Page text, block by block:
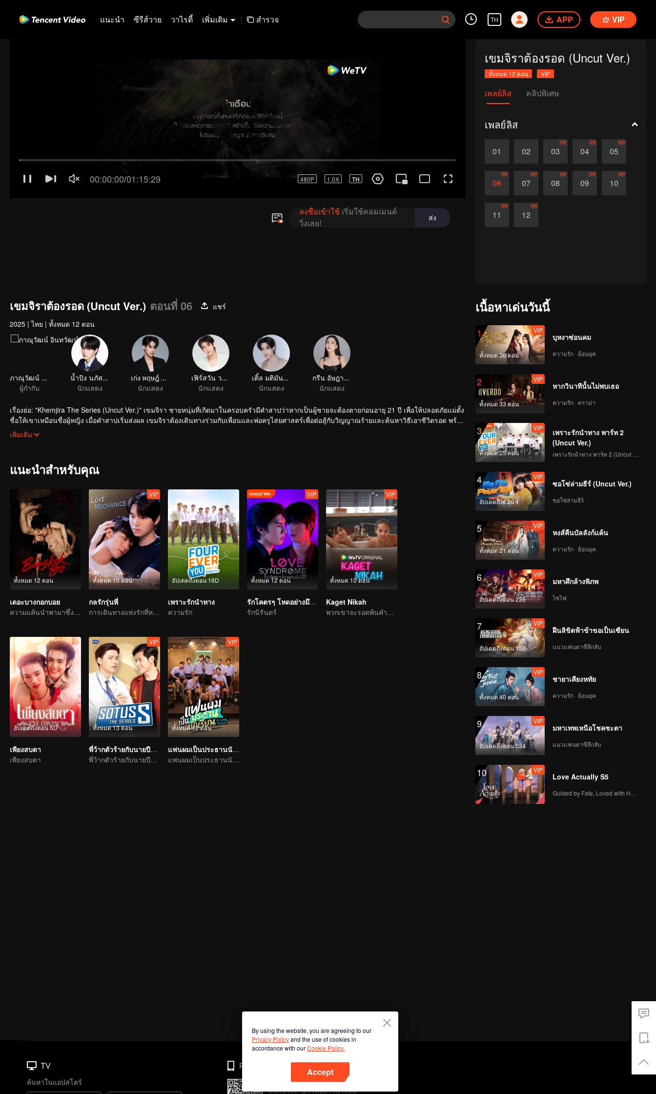
แนะนำ ซีรีส์วาย วาไรตี้ เพิ่มเติม | สำรวจ TH APP VIP
เขมจิราต้องรอด (Uncut Ver.)
ทั้งหมด 12 ตอน VIP
เพลย์ลิส คลิปพิเศษ
เพลย์ลิส
01 02 03
VIP
04
VIP
05
VIP
06
VIP
07
VIP
08
VIP
09
VIP
10
VIP
11
VIP
12
VIP
เขมจิราต้องรอด (Uncut Ver.) ตอนที่ 06
แชร์
2025 | ไทย | ทั้งหมด 12 ตอน
ภาณุวัฒน์ อินทวัฒน์
ผู้กำกับ
น้ำปิง นภัสกร ปิงเมือง
นักแสดง
เก่ง หฤษฎ์ บัวย้อย
นักแสดง
เฟิร์สวัน วรรณกร เรืองรัตน์
นักแสดง
เติ้ล มติมันท์ ศรีบุญเรือง
นักแสดง
กรีน อัษฎาพร สิริวัฒน์ธนกุล
นักแสดง
เรื่องย่อ: "Khemjira The Series (Uncut Ver.)" เขมจิรา ชายหนุ่มที่เกิดมาในครอบครัวมีคำสาปว่าหากเป็นผู้ชายจะต้องตายก่อนอายุ 21 ปี เพื่อให้ปลอดภัยแม่ตั้ง
ชื่อให้เขาเหมือนชื่อผู้หญิง เมื่อคำสาปเริ่มส่งผล เขมจิราต้องเดินทางร่วมกับเพื่อนและพ่อครูไสยศาสตร์เพื่อต่อสู้กับวิญญาณร้ายและค้นหาวิธีเอาชีวิตรอด พร้อม
กับความสัมพันธ์ที่ค่อย ๆ พัฒนาไปในทางลึกซึ้งยิ่งขึ้น
เพิ่มเติม
แนะนำสำหรับคุณ
ทั้งหมด 12 ตอน
เดอะบางกอกบอย
ความแค้นนำพามาซึ่งความรัก
ทั้งหมด 10 ตอน
VIP
กลรักรุ่นพี่
การเดินทางแห่งรักที่หวานขม
อัปเดตถึงตอน 16D
เพราะรักนำทาง
ความรัก
ทั้งหมด 12 ตอน
VIP
รักโคตรๆ โหดอย่างมึง 3 (Uncut Ver.)
รักนิรันดร์
ทั้งหมด 10 ตอน
VIP
Kaget Nikah
พวกเขาจะรอดพ้นคำขาดการแต่งงานได้หรือไม่?
อัปเดตถึงตอน 6D
เพียงสบตา
เพียงสบตา
ทั้งหมด 13 ตอน
VIP
พี่ว้ากตัวร้ายกับนายปีหนึ่ง ซีซัน2
พี่ว้ากตัวร้ายกับนายปีหนึ่ง ซีซัน2
ทั้งหมด 12 ตอน
VIP
แฟนผมเป็นประธานนักเรียน
แฟนผมเป็นประธานนักเรียน
เนื้อหาเด่นวันนี้
1
ทั้งหมด 36 ตอน
VIP
บุหงาซ่อนคม
ความรัก · ย้อนยุค
2
ทั้งหมด 33 ตอน
VIP
หากวินาทีนั้นไม่พบเธอ
ความรัก · ดราม่า
3
ทั้งหมด 25 ตอน
VIP
เพราะรักนำทาง พาร์ท 2
(Uncut Ver.)
4
อัปเดตถึงตอน 4
VIP
ซอโซ่ล่ามธีร์ (Uncut Ver.)
ซอโซ่ล่ามธีร์
5
ทั้งหมด 21 ตอน
VIP
หงส์คืนบัลลังก์แค้น
ความรัก · ย้อนยุค
6
อัปเดตถึงตอน 235
VIP
มหาศึกล้างพิภพ
ไซไฟ
7
อัปเดตถึงตอน 152
VIP
ฝืนลิขิตฟ้าข้าขอเป็นเซียน
แนวแฟนตาซีลึกลับ
8
ทั้งหมด 40 ตอน
VIP
ชายาเคียงหทัย
ความรัก · ย้อนยุค
9
อัปเดตถึงตอน 534
VIP
มหาเทพเหนือโชคชะตา
แนวแฟนตาซีลึกลับ
10 VIP
Love Actually S5
By using the website, you are agreeing to our
Privacy Policyand the use of cookies in
accordance with ourCookie Policy.
Accept
TV
ค้นหาในแอปสโตร์
Phone
สแกนรหัส QR เพื่อดาวน์โหลด